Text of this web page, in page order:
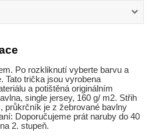
Po rozkliknutí vyberte barvu a
Tato trička jsou vyrobena
a potištěná originálním
single jersey, 160 g/ m2. Střih
průkrčník je z žebrované bavlny
Doporučujeme prát naruby do 40
2. stupeň.